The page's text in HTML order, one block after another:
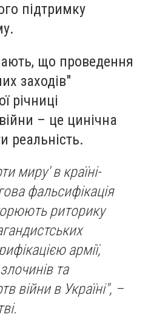
підтримку
що проведення
заходів"
річниці
– це цинічна
реальність.
миру' в країні-
фальсифікація
риторику
армії,
та
війни в Україні", –